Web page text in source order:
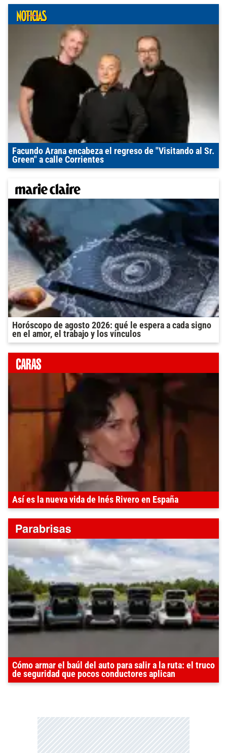
Facundo Arana encabeza el regreso de "Visitando al Sr.
Green" a calle Corrientes
Horóscopo de agosto 2026: qué le espera a cada signo
en el amor, el trabajo y los vínculos
Así es la nueva vida de Inés Rivero en España
Cómo armar el baúl del auto para salir a la ruta: el truco
de seguridad que pocos conductores aplican